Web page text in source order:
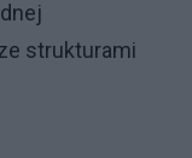
strukturami